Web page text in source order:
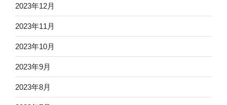
2023年12月
2023年11月
2023年10月
2023年9月
2023年8月